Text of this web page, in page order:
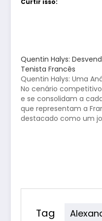
Quentin Halys:
Tenista Francês
Quentin Halys: Uma
No cenário
e se consolidam a
que representam a
destacado como um
Tag